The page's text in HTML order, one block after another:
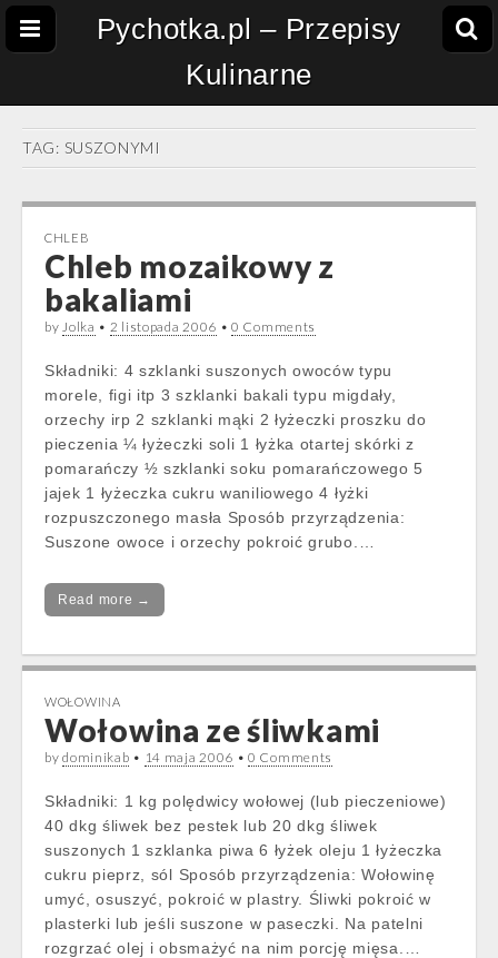
Pychotka.pl – Przepisy
Kulinarne
TAG: SUSZONYMI
CHLEB
Chleb mozaikowy z
bakaliami
byJolka • 2 listopada 2006 •0 Comments
Składniki: 4 szklanki suszonych owoców typu
morele, figi itp 3 szklanki bakali typu migdały,
orzechy irp 2 szklanki mąki 2 łyżeczki proszku do
pieczenia ¼ łyżeczki soli 1 łyżka otartej skórki z
pomarańczy ½ szklanki soku pomarańczowego 5
jajek 1 łyżeczka cukru waniliowego 4 łyżki
rozpuszczonego masła Sposób przyrządzenia:
Suszone owoce i orzechy pokroić grubo.…
Read more →
WOŁOWINA
Wołowina ze śliwkami
bydominikab • 14 maja 2006 •0 Comments
Składniki: 1 kg polędwicy wołowej (lub pieczeniowe)
40 dkg śliwek bez pestek lub 20 dkg śliwek
suszonych 1 szklanka piwa 6 łyżek oleju 1 łyżeczka
cukru pieprz, sól Sposób przyrządzenia: Wołowinę
umyć, osuszyć, pokroić w plastry. Śliwki pokroić w
plasterki lub jeśli suszone w paseczki. Na patelni
rozgrzać olej i obsmażyć na nim porcję mięsa.…